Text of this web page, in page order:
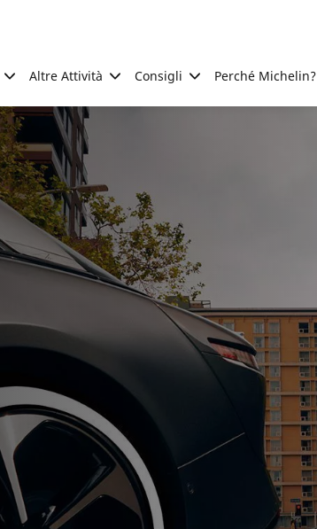
Altre Attività Consigli Perché Michelin?